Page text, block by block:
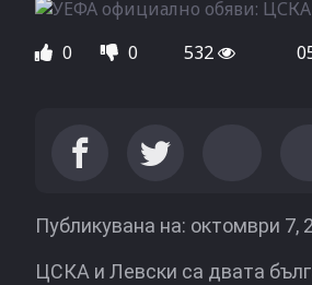
0 0 532
Публикувана на: октомври 7,
ЦСКА и Левски са двата